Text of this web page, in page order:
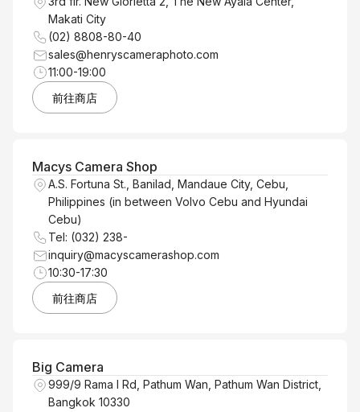
Makati City
(02) 8808-80-40
sales@henryscameraphoto.com
11:00-19:00
前往商店
Macys Camera Shop
A.S. Fortuna St., Banilad, Mandaue City, Cebu,
Philippines (in between Volvo Cebu and Hyundai
Cebu)
Tel: (032) 238-
inquiry@macyscamerashop.com
10:30-17:30
前往商店
Big Camera
999/9 Rama I Rd, Pathum Wan, Pathum Wan District,
Bangkok 10330